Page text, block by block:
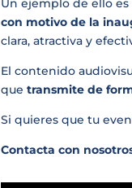
Un ejemplo de ello es
con motivo de la
clara, atractiva y
El contenido
quetransmite de
Si quieres que tu
Contacta con